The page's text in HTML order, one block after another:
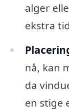
alger
ekstra
nå, kan
da
en stige